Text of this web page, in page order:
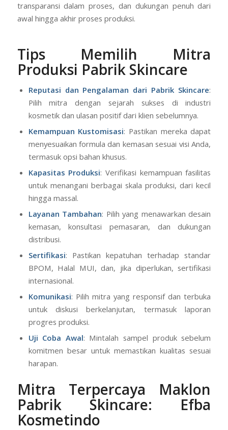
transparansi dalam proses, dan dukungan penuh dari
awal hingga akhir proses produksi.
Tips Memilih Mitra
Produksi Pabrik Skincare
Reputasi dan Pengalaman dari Pabrik Skincare:
Pilih mitra dengan sejarah sukses di industri
kosmetik dan ulasan positif dari klien sebelumnya.
Kemampuan Kustomisasi: Pastikan mereka dapat
menyesuaikan formula dan kemasan sesuai visi Anda,
termasuk opsi bahan khusus.
Kapasitas Produksi: Verifikasi kemampuan fasilitas
untuk menangani berbagai skala produksi, dari kecil
hingga massal.
Layanan Tambahan: Pilih yang menawarkan desain
kemasan, konsultasi pemasaran, dan dukungan
distribusi.
Sertifikasi: Pastikan kepatuhan terhadap standar
BPOM, Halal MUI, dan, jika diperlukan, sertifikasi
internasional.
Komunikasi: Pilih mitra yang responsif dan terbuka
untuk diskusi berkelanjutan, termasuk laporan
progres produksi.
Uji Coba Awal: Mintalah sampel produk sebelum
komitmen besar untuk memastikan kualitas sesuai
harapan.
Mitra Terpercaya Maklon
Pabrik Skincare: Efba
Kosmetindo